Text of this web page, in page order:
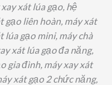
xát lúa gạo, hệ
gạo liên hoàn, máy xát
lúa gạo mini, máy chà
xát lúa gạo đa năng,
gia đình, máy xay xát
xát gạo 2 chức năng,